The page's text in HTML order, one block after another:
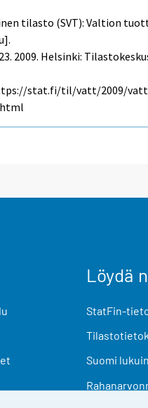
tilasto (SVT): Valtion
2009. Helsinki:
stat.fi/til/vatt/2009/
Löydä
StatFin-
Suomi